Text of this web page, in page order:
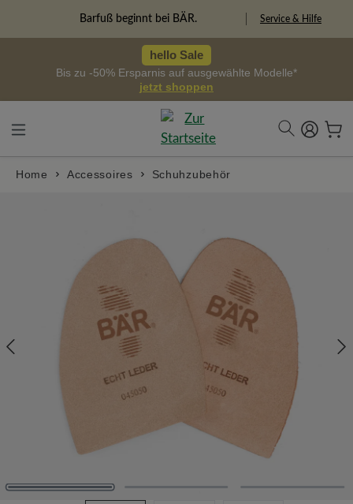
Barfuß beginnt bei BÄR. Service & Hilfe
hello Sale
Bis zu -50% Ersparnis auf ausgewählte Modelle*
jetzt shoppen
Home Accessoires Schuhzubehör